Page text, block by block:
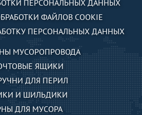
ПЕРСОНАЛЬНЫХ ДАННЫХ
ФАЙЛОВ COOKIE
ПЕРСОНАЛЬНЫХ ДАННЫХ
МУСОРОПРОВОДА
ЯЩИКИ
ДЛЯ ПЕРИЛ
И ШИЛЬДИКИ
ДЛЯ МУСОРА